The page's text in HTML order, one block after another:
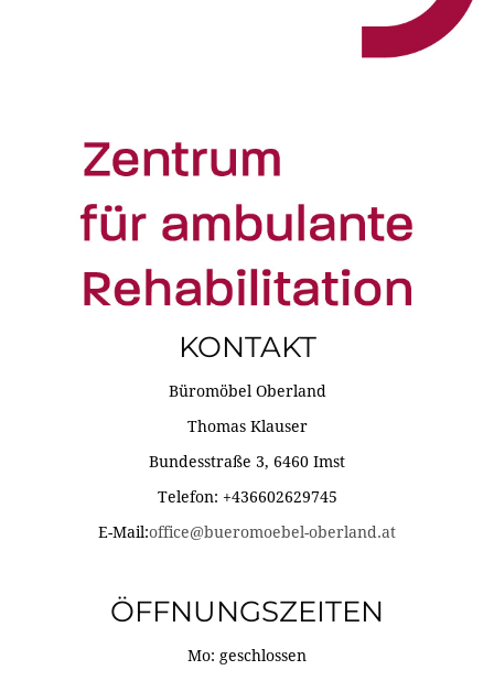
KONTAKT
Büromöbel Oberland
Thomas Klauser
Bundesstraße 3, 6460 Imst
Telefon: +436602629745
E-Mail:office@bueromoebel-oberland.at
ÖFFNUNGSZEITEN
Mo: geschlossen